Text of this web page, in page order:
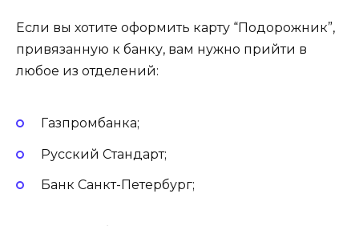
Если вы хотите оформить карту “Подорожник”,
привязанную к банку, вам нужно прийти в
любое из отделений:
Газпромбанка;
Русский Стандарт;
Банк Санкт-Петербург;